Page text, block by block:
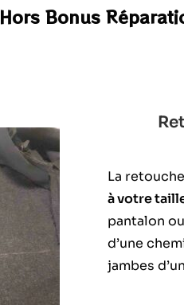
Hors Bonus
La
à votre
pantalon
d’une
jambes